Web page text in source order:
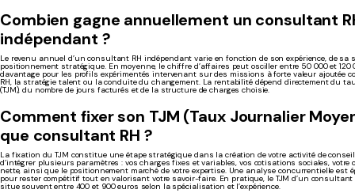
Combien gagne annuellement un consultant
indépendant ?
Le revenu annuel d’un consultant RH indépendant varie en fonction de son expérience, de sa
positionnement stratégique. En moyenne, le chiffre d’affaires peut osciller entre 50 000 et 120
davantage pour les profils expérimentés intervenant sur des missions à forte valeur ajoutée
RH, la stratégie talent ou la conduite du changement. La rentabilité dépend directement du
(TJM), du nombre de jours facturés et de la structure de charges choisie.
Comment fixer son TJM (Taux Journalier
que consultant RH ?
La fixation du TJM constitue une étape stratégique dans la création de votre activité de
d’intégrer plusieurs paramètres : vos charges fixes et variables, vos cotisations sociales, votre
nette, ainsi que le positionnement marché de votre expertise. Une analyse concurrentielle est
pour rester compétitif tout en valorisant votre savoir-faire. En pratique, le TJM d’un consultant
situe souvent entre 400 et 900 euros selon la spécialisation et l’expérience.